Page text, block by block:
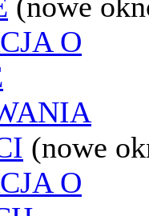
O
(nowe
O